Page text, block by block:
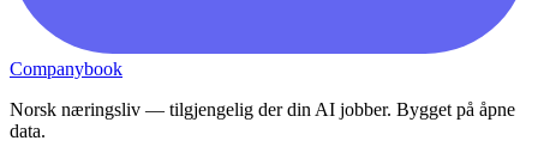
Companybook
Norsk næringsliv — tilgjengelig der din AI jobber. Bygget på åpne
data.